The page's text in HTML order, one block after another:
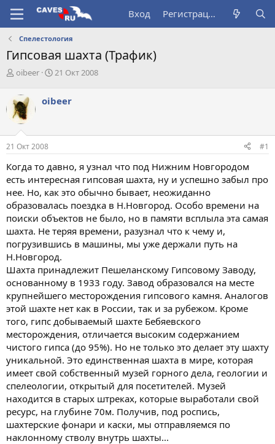
Вход Регистрация
Спелестология
Гипсовая шахта (Трафик)
А
т
о
р
т
е
м
oibeer
Д
а
ч
а
21 Окт 2008
oibeer
21 Окт 2008 #1
Когда то давно, я узнал что под Нижним Новгородом
есть интересная гипсовая шахта, ну и успешно забыл про
нее. Но, как это обычно бывает, неожиданно
образовалась поездка в Н.Новгород. Особо времени на
поиски объектов не было, но в памяти всплыла эта самая
шахта. Не теряя времени, разузнал что к чему и,
погрузившись в машины, мы уже держали путь на
Н.Новгород.
Шахта принадлежит Пешеланскому Гипсовому Заводу,
основанному в 1933 году. Завод образовался на месте
крупнейшего месторождения гипсового камня. Аналогов
этой шахте нет как в России, так и за рубежом. Кроме
того, гипс добываемый шахте Бебяевского
месторождения, отличается высоким содержанием
чистого гипса (до 95%). Но не только это делает эту шахту
уникальной. Это единственная шахта в мире, которая
имеет свой собственный музей горного дела, геологии и
спелеологии, открытый для посетителей. Музей
находится в старых штреках, которые выработали свой
ресурс, на глубине 70м. Получив, под роспись,
шахтерские фонари и каски, мы отправляемся по
наклонному стволу внутрь шахты...